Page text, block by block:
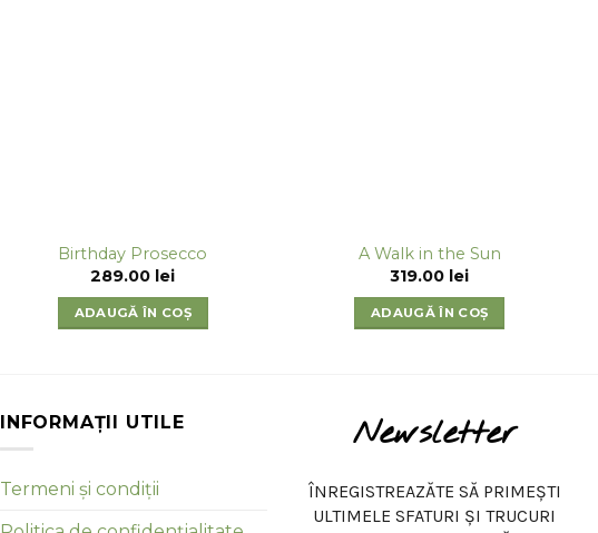
Birthday Prosecco
289.00 lei
ADAUGĂ ÎN COȘ
A Walk in the Sun
319.00 lei
ADAUGĂ ÎN COȘ
INFORMAȚII UTILE
Termeni și condiții
Newsletter
ÎNREGISTREAZĂTE SĂ PRIMEȘTI
ULTIMELE SFATURI ȘI TRUCURI